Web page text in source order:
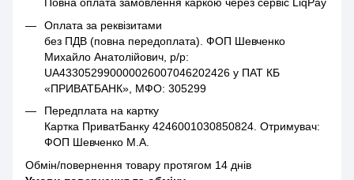
Повна оплата замовлення каркою через сервіс LiqPay
Оплата за реквізитами
без ПДВ (повна передоплата). ФОП Шевченко
Михайло Анатолійович, р/р:
UA433052990000026007046202426 у ПАТ КБ
«ПРИВАТБАНК», МФО: 305299
Передплата на картку
Картка ПриватБанку 4246001030850824. Отримувач:
ФОП Шевченко М.А.
Обмін/повернення товару протягом 14 днів